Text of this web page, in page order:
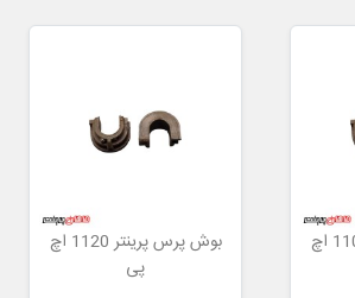
بوش پرس پرینتر 1102 اچ
بوش پرس پرینتر 1120 اچ
پی